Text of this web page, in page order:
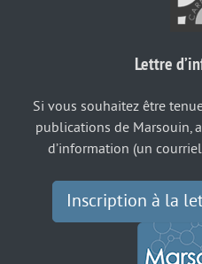
Lettre
Si vous souhaitez être
publications de Marsouin,
d’information (un
Inscription à la